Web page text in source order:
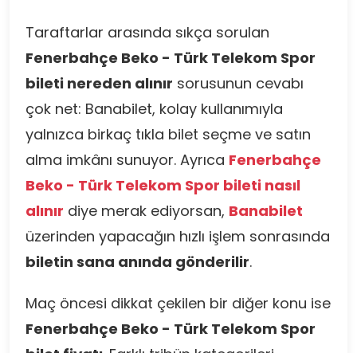
Taraftarlar arasında sıkça sorulan
Fenerbahçe Beko - Türk Telekom Spor
bileti nereden alınır sorusunun cevabı
çok net: Banabilet, kolay kullanımıyla
yalnızca birkaç tıkla bilet seçme ve satın
alma imkânı sunuyor. Ayrıca Fenerbahçe
Beko - Türk Telekom Spor bileti nasıl
alınır diye merak ediyorsan, Banabilet
üzerinden yapacağın hızlı işlem sonrasında
biletin sana anında gönderilir.
Maç öncesi dikkat çekilen bir diğer konu ise
Fenerbahçe Beko - Türk Telekom Spor